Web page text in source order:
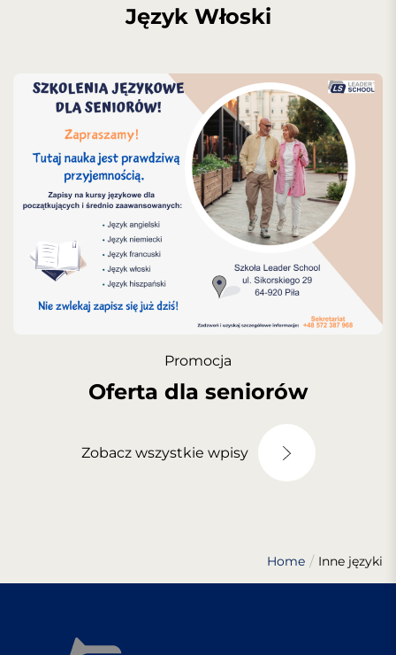
Język Włoski
Promocja
Oferta dla seniorów
Zobacz wszystkie wpisy
Home Inne języki